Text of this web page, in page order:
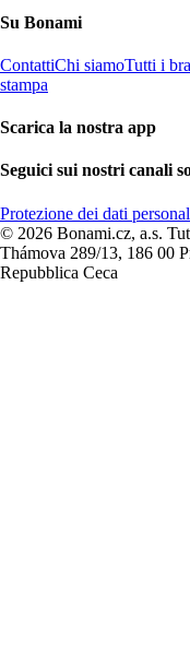
Su Bonami
ContattiChi siamoTutti i
stampa
Scarica la nostra app
Seguici sui nostri canali
Protezione dei dati
© 2026 Bonami.cz, a.s.
Thámova 289/13, 186 00
Repubblica Ceca